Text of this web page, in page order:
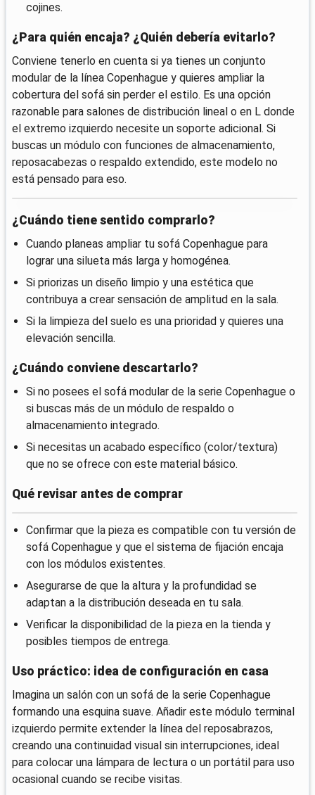
cojines.
¿Para quién encaja? ¿Quién debería evitarlo?
Conviene tenerlo en cuenta si ya tienes un conjunto
modular de la línea Copenhague y quieres ampliar la
cobertura del sofá sin perder el estilo. Es una opción
razonable para salones de distribución lineal o en L donde
el extremo izquierdo necesite un soporte adicional. Si
buscas un módulo con funciones de almacenamiento,
reposacabezas o respaldo extendido, este modelo no
está pensado para eso.
¿Cuándo tiene sentido comprarlo?
Cuando planeas ampliar tu sofá Copenhague para
lograr una silueta más larga y homogénea.
Si priorizas un diseño limpio y una estética que
contribuya a crear sensación de amplitud en la sala.
Si la limpieza del suelo es una prioridad y quieres una
elevación sencilla.
¿Cuándo conviene descartarlo?
Si no posees el sofá modular de la serie Copenhague o
si buscas más de un módulo de respaldo o
almacenamiento integrado.
Si necesitas un acabado específico (color/textura)
que no se ofrece con este material básico.
Qué revisar antes de comprar
Confirmar que la pieza es compatible con tu versión de
sofá Copenhague y que el sistema de fijación encaja
con los módulos existentes.
Asegurarse de que la altura y la profundidad se
adaptan a la distribución deseada en tu sala.
Verificar la disponibilidad de la pieza en la tienda y
posibles tiempos de entrega.
Uso práctico: idea de configuración en casa
Imagina un salón con un sofá de la serie Copenhague
formando una esquina suave. Añadir este módulo terminal
izquierdo permite extender la línea del reposabrazos,
creando una continuidad visual sin interrupciones, ideal
para colocar una lámpara de lectura o un portátil para uso
ocasional cuando se recibe visitas.